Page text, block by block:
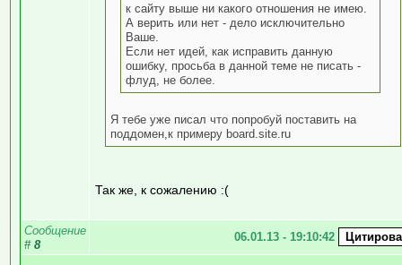
к сайту выше ни какого отношения не имею.
А верить или нет - дело исключительно
Ваше.
Если нет идей, как исправить данную
ошибку, просьба в данной теме не писать -
флуд, не более.
Я тебе уже писал что попробуй поставить на
поддомен,к примеру board.site.ru
Так же, к сожалению :(
Сообщение
# 8
06.01.13 - 19:10:42